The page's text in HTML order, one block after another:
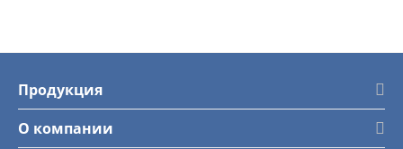
Продукция
О компании